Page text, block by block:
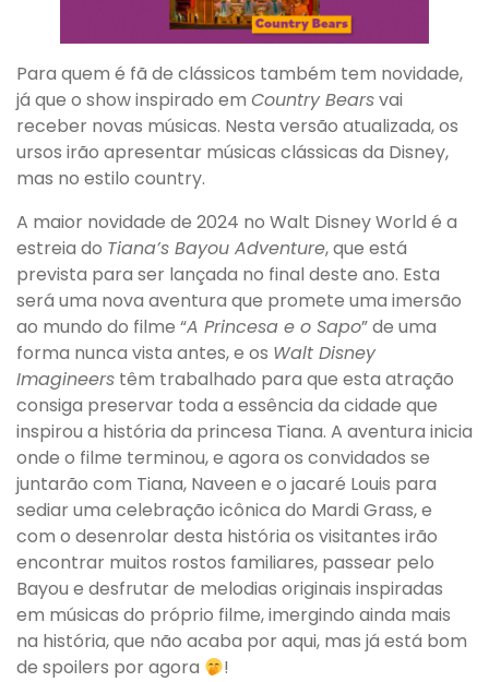
Para quem é fã de clássicos também tem novidade,
já que o show inspirado em Country Bearsvai
receber novas músicas. Nesta versão atualizada, os
ursos irão apresentar músicas clássicas da Disney,
mas no estilo country.
A maior novidade de 2024 no Walt Disney World é a
estreia do Tiana’s Bayou Adventure, que está
prevista para ser lançada no final deste ano. Esta
será uma nova aventura que promete uma imersão
ao mundo do filme “A Princesa e o Sapo” de uma
forma nunca vista antes, e os Walt Disney
Imagineers têm trabalhado para que esta atração
consiga preservar toda a essência da cidade que
inspirou a história da princesa Tiana. A aventura inicia
onde o filme terminou, e agora os convidados se
juntarão com Tiana, Naveen e o jacaré Louis para
sediar uma celebração icônica do Mardi Grass, e
com o desenrolar desta história os visitantes irão
encontrar muitos rostos familiares, passear pelo
Bayou e desfrutar de melodias originais inspiradas
em músicas do próprio filme, imergindo ainda mais
na história, que não acaba por aqui, mas já está bom
de spoilers por agora
!